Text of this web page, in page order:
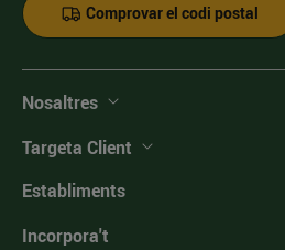
Comprovar el codi postal
Nosaltres
Targeta Client
Establiments
Incorpora't